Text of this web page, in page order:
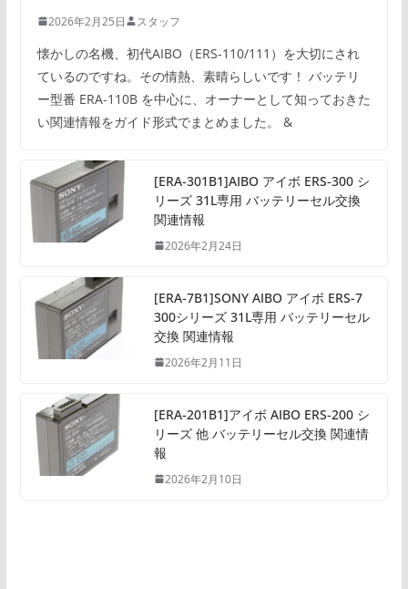
2026年2月25日 スタッフ
懐かしの名機、初代AIBO（ERS-110/111）を大切にされ
ているのですね。その情熱、素晴らしいです！ バッテリ
ー型番 ERA-110B を中心に、オーナーとして知っておきた
い関連情報をガイド形式でまとめました。 &
[ERA-301B1]AIBO アイボ ERS-300 シ
リーズ 31L専用 バッテリーセル交換
関連情報
2026年2月24日
[ERA-7B1]SONY AIBO アイボ ERS-7
300シリーズ 31L専用 バッテリーセル
交換 関連情報
2026年2月11日
[ERA-201B1]アイボ AIBO ERS-200 シ
リーズ 他 バッテリーセル交換 関連情
報
2026年2月10日